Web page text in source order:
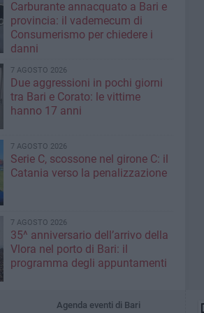
Carburante annacquato a Bari e
provincia: il vademecum di
Consumerismo per chiedere i
danni
7 AGOSTO 2026
Due aggressioni in pochi giorni
tra Bari e Corato: le vittime
hanno 17 anni
7 AGOSTO 2026
Serie C, scossone nel girone C: il
Catania verso la penalizzazione
7 AGOSTO 2026
35^ anniversario dell’arrivo della
Vlora nel porto di Bari: il
programma degli appuntamenti
Agenda eventi di Bari